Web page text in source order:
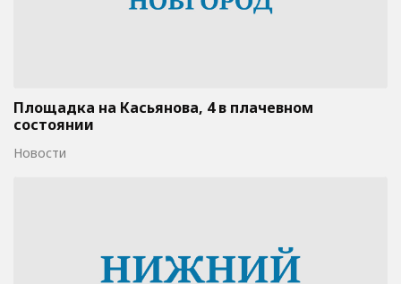
Площадка на Касьянова, 4 в плачевном
состоянии
Новости